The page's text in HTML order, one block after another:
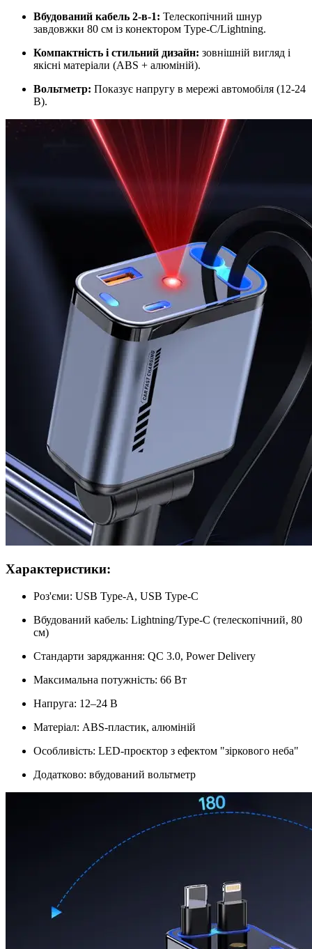
Вбудований кабель 2-в-1: Телескопічний шнур
завдовжки 80 см із конектором Type-C/Lightning.
Компактність і стильний дизайн: зовнішній вигляд і
якісні матеріали (ABS + алюміній).
Вольтметр: Показує напругу в мережі автомобіля (12-24
В).
Характеристики:
Роз'єми: USB Type-A, USB Type-C
Вбудований кабель: Lightning/Type-C (телескопічний, 80
см)
Стандарти заряджання: QC 3.0, Power Delivery
Максимальна потужність: 66 Вт
Напруга: 12–24 В
Матеріал: ABS-пластик, алюміній
Особливість: LED-проєктор з ефектом "зіркового неба"
Додатково: вбудований вольтметр